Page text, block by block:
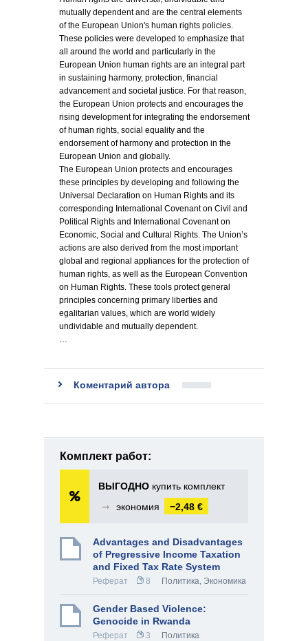
mutually dependent and are the central elements
of the European Union's human rights policies.
These policies were developed to emphasize that
all around the world and particularly in the
European Union human rights are an integral part
in sustaining harmony, protection, financial
advancement and societal justice. For that reason,
the European Union protects and encourages the
rising development for integrating the endorsement
of human rights, social equality and the
endorsement of harmony and protection in the
European Union and globally.
The European Union protects and encourages
these principles by developing and following the
Universal Declaration on Human Rights and its
corresponding International Covenant on Civil and
Political Rights and International Covenant on
Economic, Social and Cultural Rights. The Union’s
actions are also derived from the most important
global and regional appliances for the protection of
human rights, as well as the European Convention
on Human Rights. These tools protect general
principles concerning primary liberties and
egalitarian values, which are world widely
undividable and mutually dependent.
…
Коментарий автора
Комплект работ:
ВЫГОДНО купить комплект
➞
экономия −2,48 €
Advantages and Disadvantages
of Pregressive Income Taxation
and Fixed Tax Rate System
Реферат 8 Политика, Экономика
Gender Based Violence:
Genocide in Rwanda
Реферат 3 Политика